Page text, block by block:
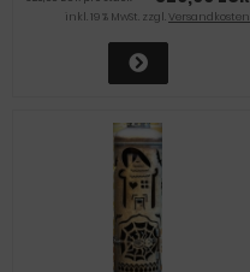
inkl. 19 % MwSt. zzgl.Versandkosten